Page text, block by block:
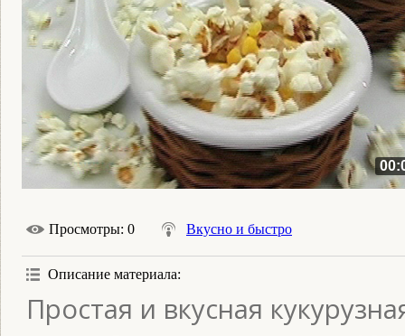
Просмотры: 0 Вкусно и быстро
Описание материала:
Простая и вкусная